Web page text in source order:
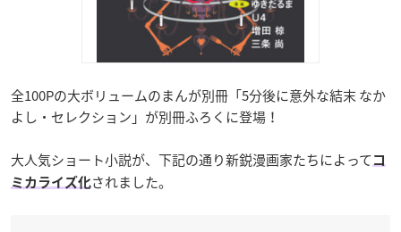
全100Pの大ボリュームのまんが別冊「5分後に意外な結末 なか
よし・セレクション」が別冊ふろくに登場！
大人気ショート小説が、下記の通り新鋭漫画家たちによって コ
ミカライズ化 されました。